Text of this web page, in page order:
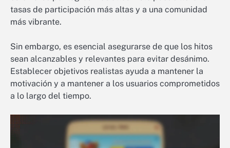
tasas de participación más altas y a una comunidad
más vibrante.
Sin embargo, es esencial asegurarse de que los hitos
sean alcanzables y relevantes para evitar desánimo.
Establecer objetivos realistas ayuda a mantener la
motivación y a mantener a los usuarios comprometidos
a lo largo del tiempo.